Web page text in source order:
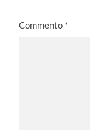
Commento *